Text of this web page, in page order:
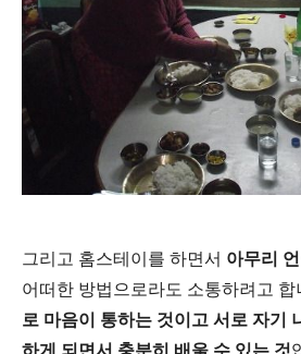
그리고 홈스테이를 하면서 아무리
어떠한 방법으로라도 소통하려고 합
로 마음이 통하는 것이고 서로 자기